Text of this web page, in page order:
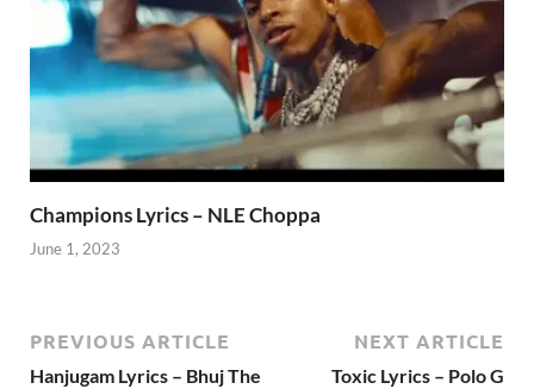
Champions Lyrics – NLE Choppa
June 1, 2023
PREVIOUS ARTICLE
Hanjugam Lyrics – Bhuj The
NEXT ARTICLE
Toxic Lyrics – Polo G